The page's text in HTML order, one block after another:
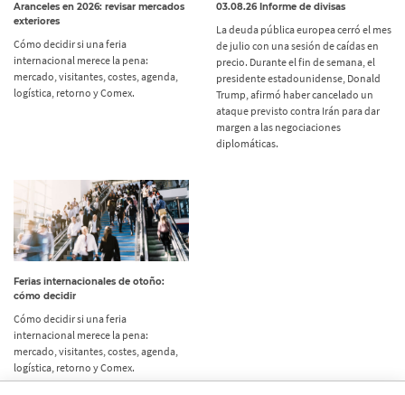
Aranceles en 2026: revisar mercados
exteriores
Cómo decidir si una feria
internacional merece la pena:
mercado, visitantes, costes, agenda,
logística, retorno y Comex.
03.08.26 Informe de divisas
La deuda pública europea cerró el mes
de julio con una sesión de caídas en
precio. Durante el fin de semana, el
presidente estadounidense, Donald
Trump, afirmó haber cancelado un
ataque previsto contra Irán para dar
margen a las negociaciones
diplomáticas.
Ferias internacionales de otoño:
cómo decidir
Cómo decidir si una feria
internacional merece la pena:
mercado, visitantes, costes, agenda,
logística, retorno y Comex.